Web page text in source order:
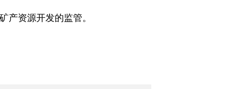
产资源开发的监管。